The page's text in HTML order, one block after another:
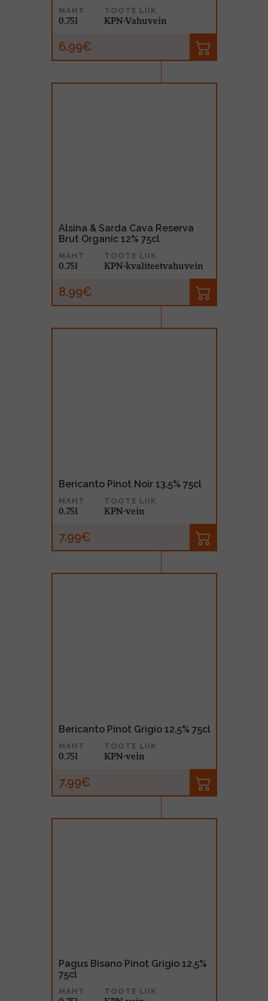
MAHT
0.75l
TOOTE LIIK
KPN-Vahuvein
6.99€
Alsina & Sarda Cava Reserva
Brut Organic 12% 75cl
MAHT
0.75l
TOOTE LIIK
KPN-kvaliteetvahuvein
8.99€
Bericanto Pinot Noir 13,5% 75cl
MAHT
0.75l
TOOTE LIIK
KPN-vein
7.99€
Bericanto Pinot Grigio 12,5% 75cl
MAHT
0.75l
TOOTE LIIK
KPN-vein
7.99€
Pagus Bisano Pinot Grigio 12,5%
75cl
MAHT
TOOTE LIIK